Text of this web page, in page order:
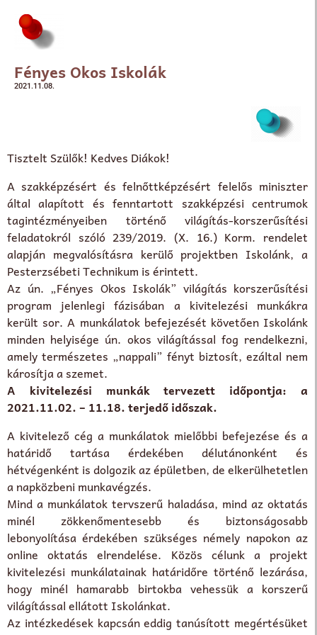
Fényes Okos Iskolák
2021.11.08.
Tisztelt Szülők! Kedves Diákok!
A szakképzésért és felnőttképzésért felelős miniszter
által alapított és fenntartott szakképzési centrumok
tagintézményeiben történő világítás-korszerűsítési
feladatokról szóló 239/2019. (X. 16.) Korm. rendelet
alapján megvalósításra kerülő projektben Iskolánk, a
Pesterzsébeti Technikum is érintett.
Az ún. „Fényes Okos Iskolák” világítás korszerűsítési
program jelenlegi fázisában a kivitelezési munkákra
került sor. A munkálatok befejezését követően Iskolánk
minden helyisége ún. okos világítással fog rendelkezni,
amely természetes „nappali” fényt biztosít, ezáltal nem
károsítja a szemet.
A kivitelezési munkák tervezett időpontja: a
2021.11.02. – 11.18. terjedő időszak.
A kivitelező cég a munkálatok mielőbbi befejezése és a
határidő tartása érdekében délutánonként és
hétvégenként is dolgozik az épületben, de elkerülhetetlen
a napközbeni munkavégzés.
Mind a munkálatok tervszerű haladása, mind az oktatás
minél zökkenőmentesebb és biztonságosabb
lebonyolítása érdekében szükséges némely napokon az
online oktatás elrendelése. Közös célunk a projekt
kivitelezési munkálatainak határidőre történő lezárása,
hogy minél hamarabb birtokba vehessük a korszerű
világítással ellátott Iskolánkat.
Az intézkedések kapcsán eddig tanúsított megértésüket